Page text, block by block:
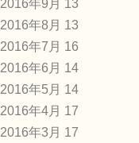
2016年9月 13
2016年8月 13
2016年7月 16
2016年6月 14
2016年5月 14
2016年4月 17
2016年3月 17